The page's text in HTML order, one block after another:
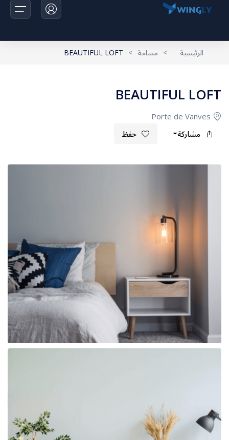
الرحلات
الرئيسية > مساحة >
BEAUTIFUL LOFT
BEAUTIFUL LOFT
Porte de Vanves
مشاركة
حفظ